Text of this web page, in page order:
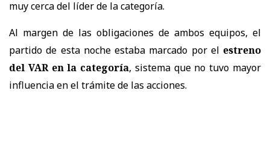
muy cerca del líder de la categoría.
Al margen de las obligaciones de ambos equipos, el
partido de esta noche estaba marcado por el estreno
del VAR en la categoría, sistema que no tuvo mayor
influencia en el trámite de las acciones.